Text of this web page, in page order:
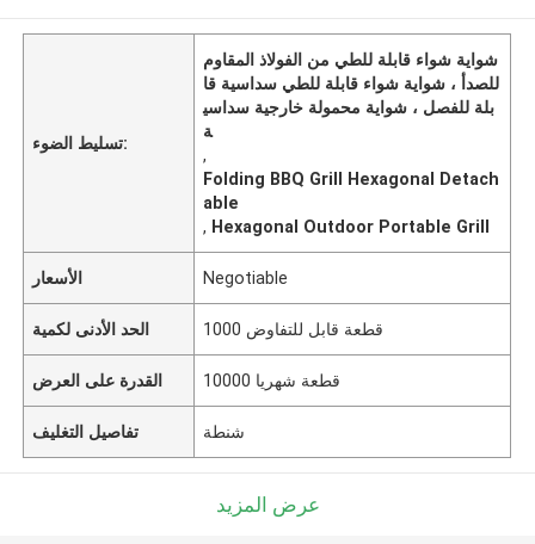
تسليط الضوء:
شواية شواء قابلة للطي من الفولاذ المقاوم
للصدأ ، شواية شواء قابلة للطي سداسية قا
بلة للفصل ، شواية محمولة خارجية سداسي
ة
,
Folding BBQ Grill Hexagonal Detach
able
, Hexagonal Outdoor Portable Grill
الأسعار Negotiable
الحد الأدنى لكمية 1000 قطعة قابل للتفاوض
القدرة على العرض 10000 قطعة شهريا
تفاصيل التغليف شنطة
عرض المزيد